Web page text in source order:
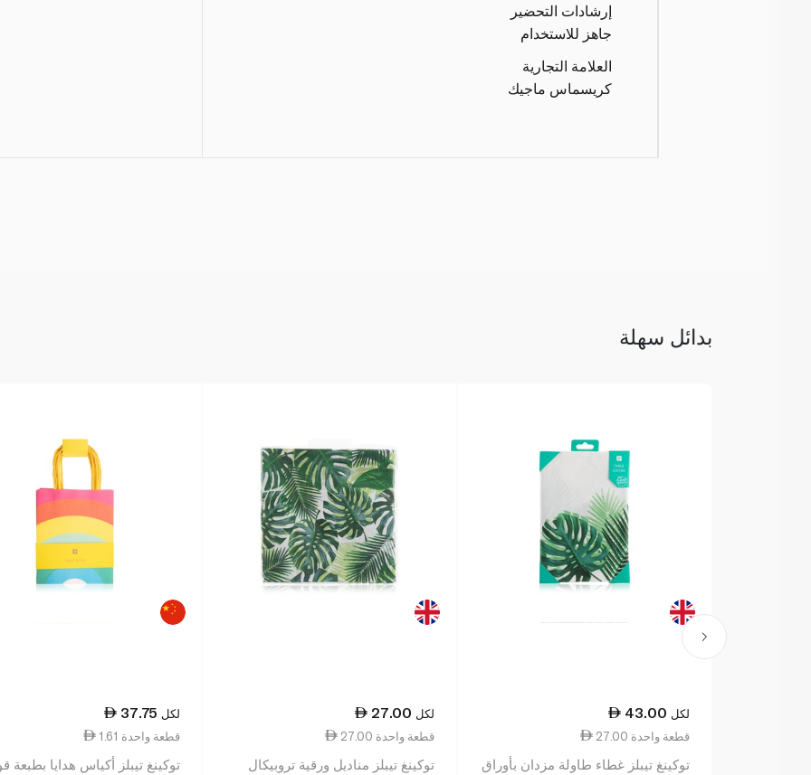
إرشادات التحضير
جاهز للاستخدام
العلامة التجارية
كريسماس ماجيك
بدائل سهلة
43.00 لكل
27.00 قطعة واحدة
توكينغ تيبلز غطاء طاولة مزدان بأوراق
27.00 لكل
27.00 قطعة واحدة
توكينغ تيبلز مناديل ورقية تروبيكال
37.75 لكل
1.61 قطعة واحدة
توكينغ تيبلز أكياس هدايا